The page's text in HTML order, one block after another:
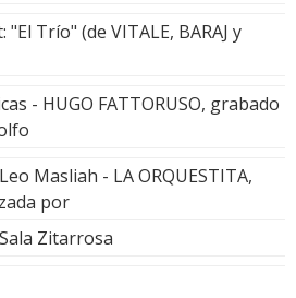
Trío" (de VITALE, BARAJ y
- HUGO FATTORUSO, grabado
Masliah - LA ORQUESTITA,
por
Zitarrosa